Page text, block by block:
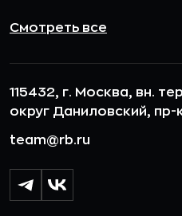
Смотреть все
115432, г. Москва, вн.
округ Даниловский, пр-
team@rb.ru